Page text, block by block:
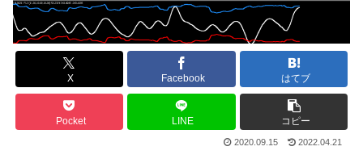
X Facebook はてブ
Pocket LINE コピー
2020.09.15 2022.04.21